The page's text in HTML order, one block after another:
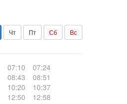
Чт Пт Сб Вс
07:10
07:24
08:43
08:51
10:20
10:37
12:50
12:58